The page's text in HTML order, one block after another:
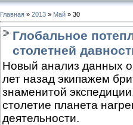
Главная » 2013 » Май » 30
Глобальное
столетней
Новый анализ данных
лет назад экипажем
знаменитой
столетие планета
деятельности.